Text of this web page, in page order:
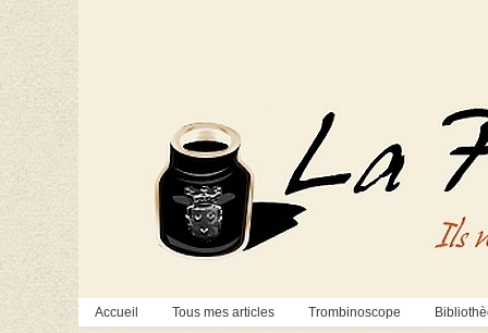
Accueil Tous mes articles Trombinoscope